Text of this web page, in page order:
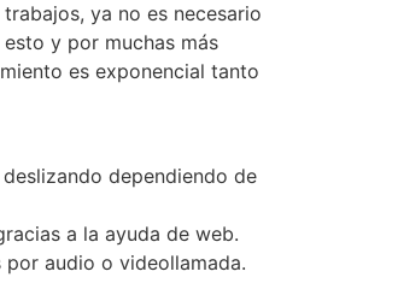
ya no es necesario
y por muchas más
es exponencial tanto
dependiendo de
a la ayuda de web.
audio o videollamada.